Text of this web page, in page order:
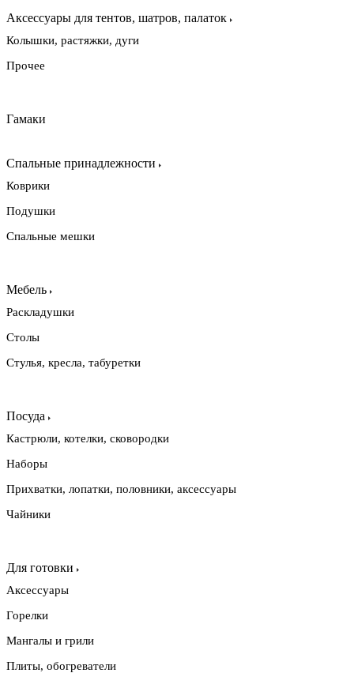
Аксессуары для тентов, шатров, палаток
Колышки, растяжки, дуги
Прочее
Гамаки
Спальные принадлежности
Коврики
Подушки
Спальные мешки
Мебель
Раскладушки
Столы
Стулья, кресла, табуретки
Посуда
Кастрюли, котелки, сковородки
Наборы
Прихватки, лопатки, половники, аксессуары
Чайники
Для готовки
Аксессуары
Горелки
Мангалы и грили
Плиты, обогреватели